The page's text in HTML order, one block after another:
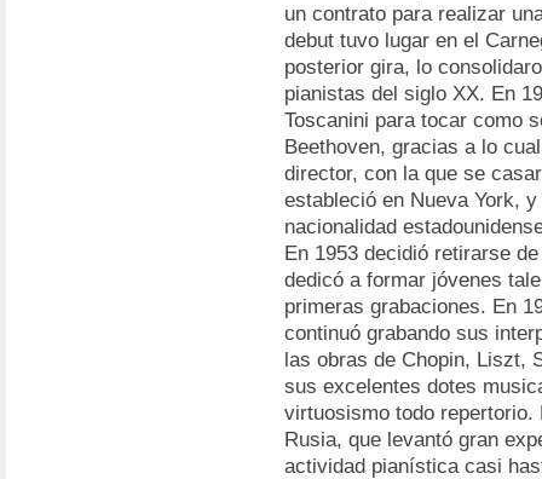
un contrato para realizar
debut tuvo lugar en el
posterior gira, lo
pianistas del siglo XX. En
Toscanini para tocar como
Beethoven, gracias a lo
director, con la que se
estableció en Nueva York,
nacionalidad
En 1953 decidió retirarse
dedicó a formar jóvenes
primeras grabaciones. En
continuó grabando sus
las obras de Chopin, Liszt,
sus excelentes dotes
virtuosismo todo
Rusia, que levantó gran
actividad pianística casi